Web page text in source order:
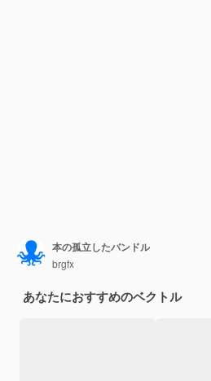
本の孤立したバンドル
brgfx
あなたにおすすめのベクトル